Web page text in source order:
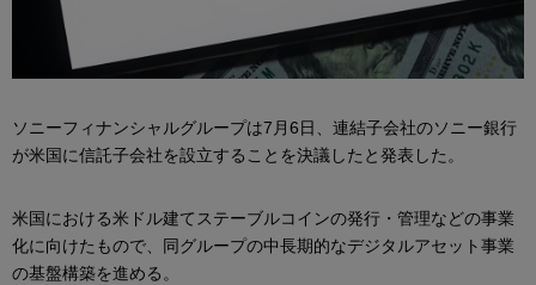
ソニーフィナンシャルグループは7月6日、連結子会社のソニー銀行
が米国に信託子会社を設立することを決議したと発表した。
米国における米ドル建てステーブルコインの発行・管理などの事業
化に向けたもので、同グループの中長期的なデジタルアセット事業
の基盤構築を進める。